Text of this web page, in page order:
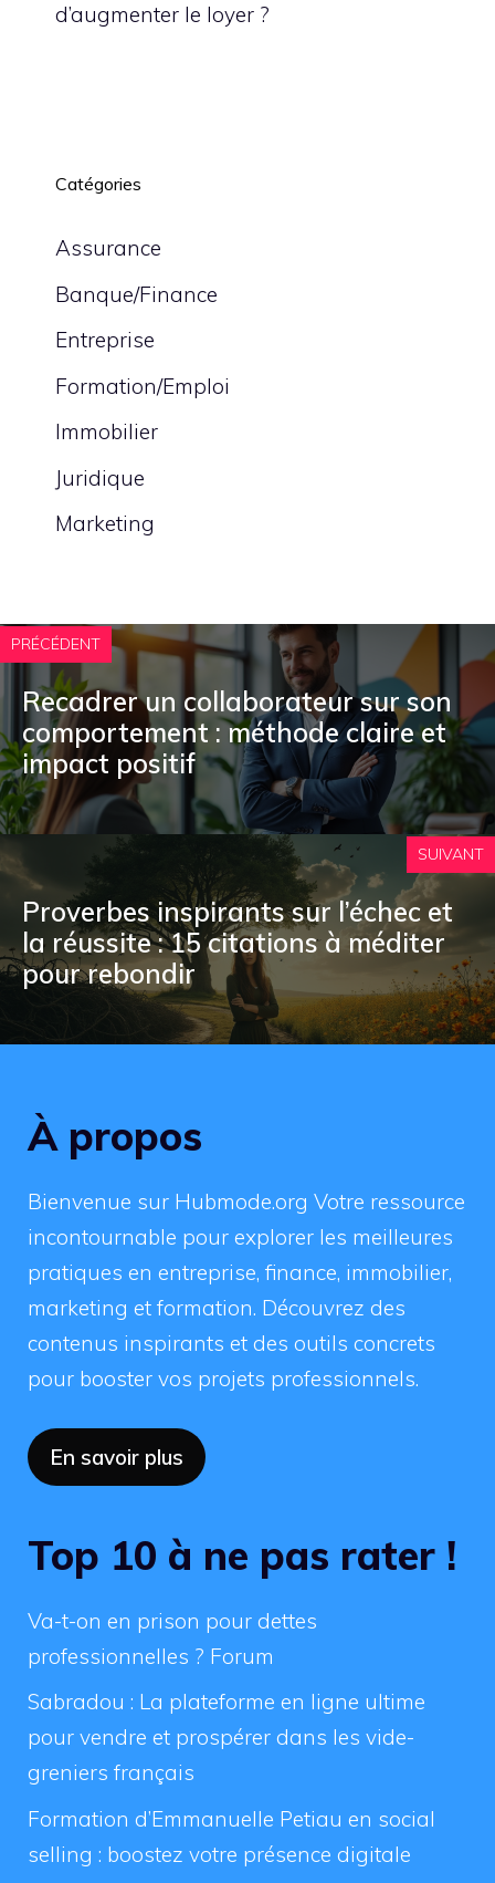
d’augmenter le loyer ?
Catégories
Assurance
Banque/Finance
Entreprise
Formation/Emploi
Immobilier
Juridique
Marketing
PRÉCÉDENT
Recadrer un collaborateur sur son
comportement : méthode claire et
impact positif
SUIVANT
Proverbes inspirants sur l’échec et
la réussite : 15 citations à méditer
pour rebondir
À propos
Bienvenue sur Hubmode.org Votre ressource
incontournable pour explorer les meilleures
pratiques en entreprise, finance, immobilier,
marketing et formation. Découvrez des
contenus inspirants et des outils concrets
pour booster vos projets professionnels.
En savoir plus
Top 10 à ne pas rater !
Va-t-on en prison pour dettes
professionnelles ? Forum
Sabradou : La plateforme en ligne ultime
pour vendre et prospérer dans les vide-
greniers français
Formation d’Emmanuelle Petiau en social
selling : boostez votre présence digitale